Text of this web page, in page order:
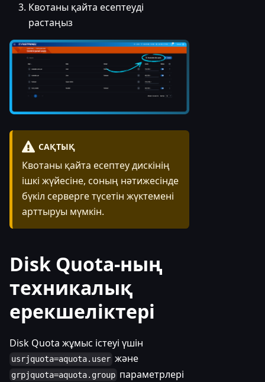
Квотаны қайта есептеуді
растаңыз
САҚТЫҚ
Квотаны қайта есептеу дискінің
ішкі жүйесіне, соның нәтижесінде
бүкіл серверге түсетін жүктемені
арттыруы мүмкін.
Disk Quota-ның
техникалық
ерекшеліктері
Disk Quota жұмыс істеуі үшін
usrjquota=aquota.user және
grpjquota=aquota.group параметрлері